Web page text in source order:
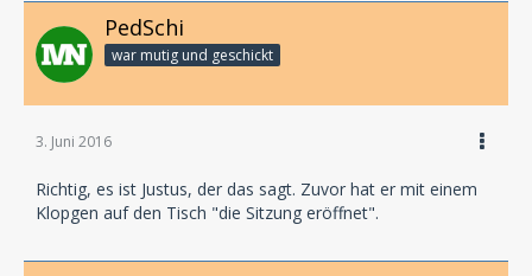
PedSchi
war mutig und geschickt
3. Juni 2016
Richtig, es ist Justus, der das sagt. Zuvor hat er mit einem
Klopgen auf den Tisch "die Sitzung eröffnet".